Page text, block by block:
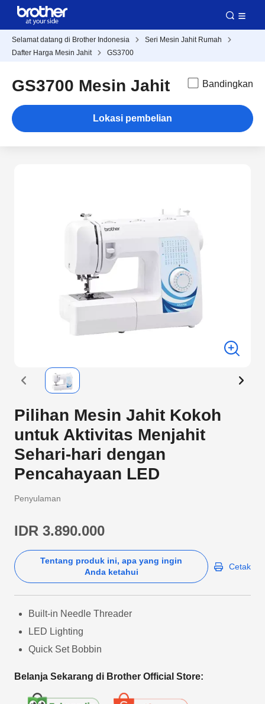
Selamat datang di Brother Indonesia
Seri Mesin Jahit Rumah
Dafter Harga Mesin Jahit
GS3700
GS3700 Mesin Jahit Bandingkan
Lokasi pembelian
Pilihan Mesin Jahit Kokoh
untuk Aktivitas Menjahit
Sehari-hari dengan
Pencahayaan LED
Penyulaman
IDR 3.890.000
Tentang produk ini, apa yang ingin
Anda ketahui
Cetak
Built-in Needle Threader
LED Lighting
Quick Set Bobbin
Belanja Sekarang di Brother Official Store: